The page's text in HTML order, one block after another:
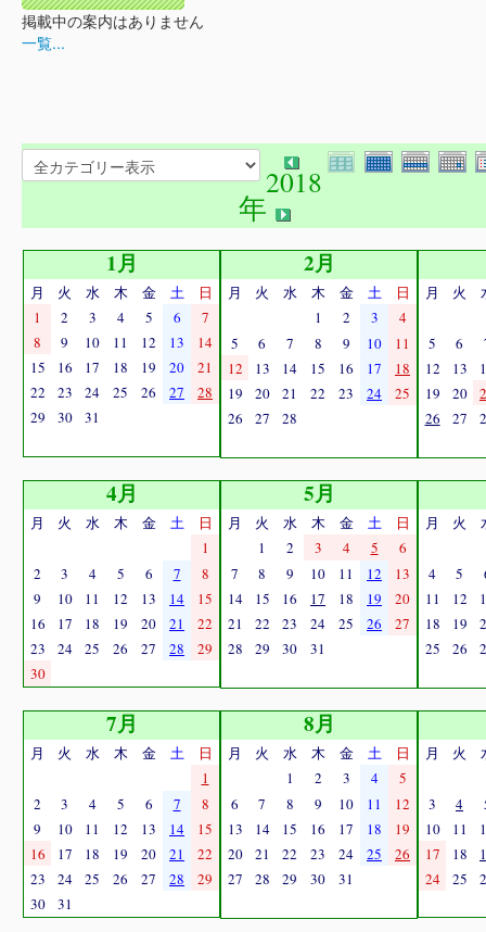
掲載中の案内はありません
一覧...
2018
年
1月
月 火 水 木 金 土
日
1
2 3 4 5 6
7
8
9 10 11 12 13
14
15
16 17 18 19 20
21
22
23 24 25 26 27
28
29
30 31
2月
月 火 水 木 金 土
日
1
2 3
4
5
6 7 8 9 10
11
12
13 14 15 16 17
18
19
20 21 22 23 24
25
26
27 28
月 火
5 6
12
13
19
20
26
27
4月
月 火 水 木 金 土
日
1
2
3 4 5 6 7
8
9
10 11 12 13 14
15
16
17 18 19 20 21
22
23
24 25 26 27 28
29
30
5月
月 火 水 木 金 土
日
1
2 3 4 5
6
7
8 9 10 11 12
13
14
15 16 17 18 19
20
21
22 23 24 25 26
27
28
29 30 31
月 火
4 5
11
12
18
19
25
26
7月
月 火 水 木 金 土
日
1
2
3 4 5 6 7
8
9
10 11 12 13 14
15
16
17 18 19 20 21
22
23
24 25 26 27 28
29
30
31
8月
月 火 水 木 金 土
日
1
2 3 4
5
6
7 8 9 10 11
12
13
14 15 16 17 18
19
20
21 22 23 24 25
26
27
28 29 30 31
月 火
3 4
10
11
17
18
24
25